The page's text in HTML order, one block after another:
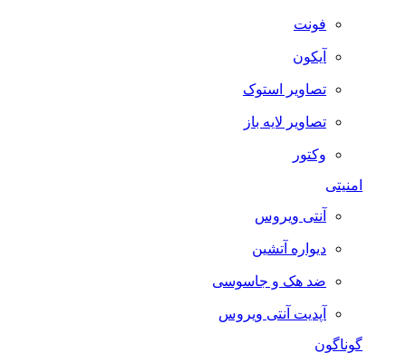
فونت
آیکون
تصاویر استوک
تصاویر لایه باز
وکتور
امنیتی
آنتی ویروس
دیواره آتشین
ضد هک و جاسوسی
آپدیت آنتی ویروس
گوناگون